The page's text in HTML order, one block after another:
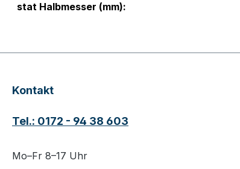
stat Halbmesser (mm):
Kontakt
Tel.: 0172 - 94 38 603
Mo–Fr 8–17 Uhr